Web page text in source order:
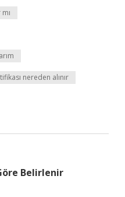
nereden alınır
Belirlenir